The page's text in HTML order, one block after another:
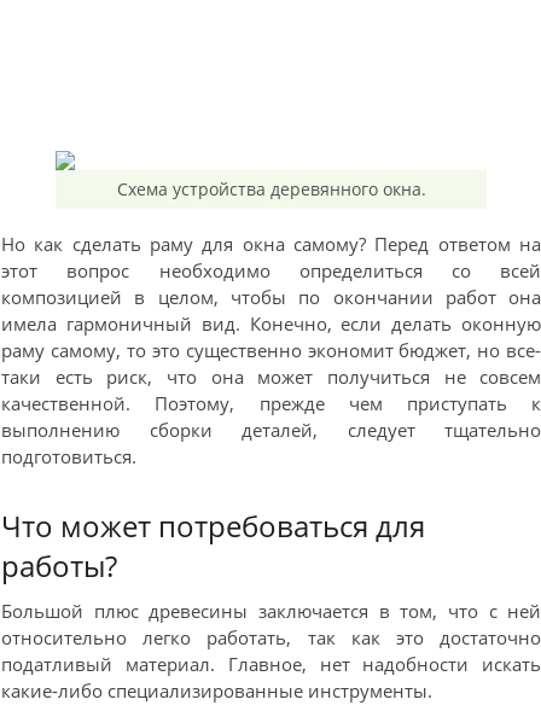
Схема устройства деревянного окна.
Но как сделать раму для окна самому? Перед ответом на
этот вопрос необходимо определиться со всей
композицией в целом, чтобы по окончании работ она
имела гармоничный вид. Конечно, если делать оконную
раму самому, то это существенно экономит бюджет, но все-
таки есть риск, что она может получиться не совсем
качественной. Поэтому, прежде чем приступать к
выполнению сборки деталей, следует тщательно
подготовиться.
Что может потребоваться для
работы?
Большой плюс древесины заключается в том, что с ней
относительно легко работать, так как это достаточно
податливый материал. Главное, нет надобности искать
какие-либо специализированные инструменты.